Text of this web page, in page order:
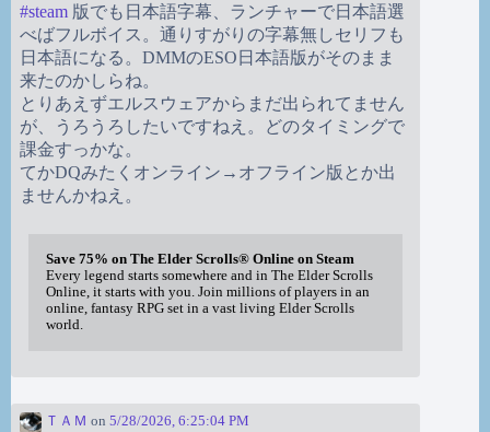
#steam 版でも日本語字幕、ランチャーで日本語選
べばフルボイス。通りすがりの字幕無しセリフも
日本語になる。DMMのESO日本語版がそのまま
来たのかしらね。
とりあえずエルスウェアからまだ出られてません
が、うろうろしたいですねえ。どのタイミングで
課金すっかな。
てかDQみたくオンライン→オフライン版とか出
ませんかねえ。
Save 75% on The Elder Scrolls® Online on Steam
Every legend starts somewhere and in The Elder Scrolls
Online, it starts with you. Join millions of players in an
online, fantasy RPG set in a vast living Elder Scrolls
world.
ＴＡＭ on 5/28/2026, 6:25:04 PM